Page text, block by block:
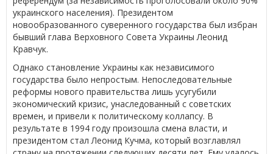
украинского населения). Президентом
новообразованного суверенного государства был избран
бывший глава Верховного Совета Украины Леонид
Кравчук.
Однако становление Украины как независимого
государства было непростым. Непоследовательные
реформы нового правительства лишь усугубили
экономический кризис, унаследованный с советских
времен, и привели к политическому коллапсу. В
результате в 1994 году произошла смена власти, и
президентом стал Леонид Кучма, который возглавлял